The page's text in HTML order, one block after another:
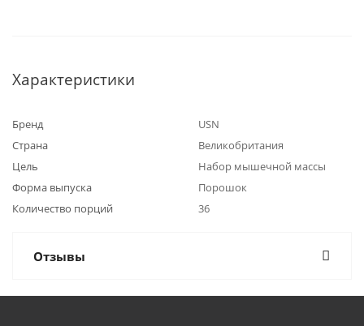
Характеристики
Бренд
USN
Страна
Великобритания
Цель
Набор мышечной массы
Форма выпуска
Порошок
Количество порций
36
Отзывы